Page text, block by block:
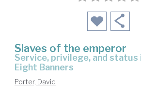
Slaves of the emperor
service, privilege, and status in the Qing
Eight Banners
Porter, David